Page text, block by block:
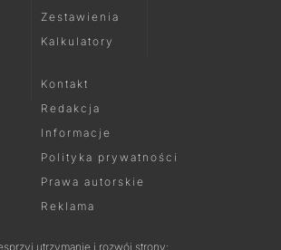
Zestawienia
Kalkulatory
Kontakt
Redakcja
Informacje
Polityka prywatności
Prawa autorskie
Reklama
utrzymanie i rozwój strony: